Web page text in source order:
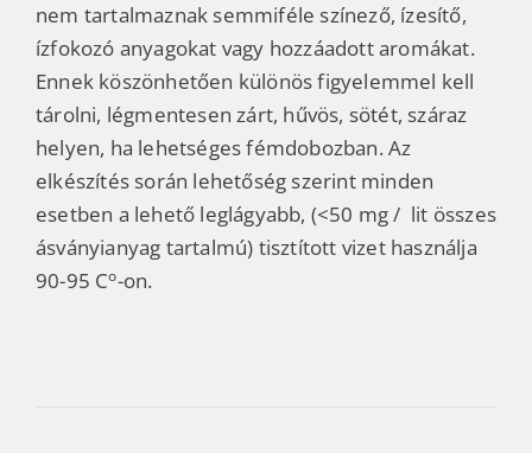
nem tartalmaznak semmiféle színező, ízesítő,
ízfokozó anyagokat vagy hozzáadott aromákat.
Ennek köszönhetően különös figyelemmel kell
tárolni, légmentesen zárt, hűvös, sötét, száraz
helyen, ha lehetséges fémdobozban. Az
elkészítés során lehetőség szerint minden
esetben a lehető leglágyabb, (<50 mg / lit összes
ásványianyag tartalmú) tisztított vizet használja
90-95 Co-on.